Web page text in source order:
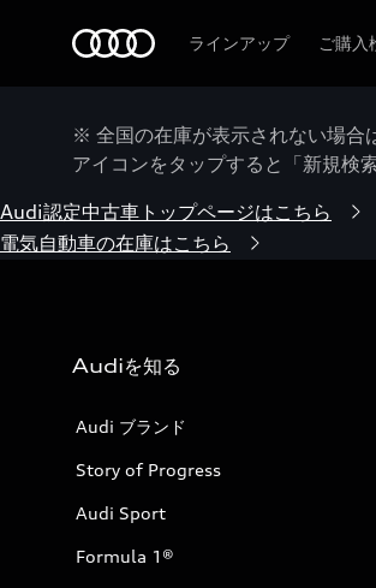
ラインアップ ご購入
※ 全国の在庫が表示されない場合
アイコンをタップすると「新規検
Audi認定中古車トップページはこちら
電気自動車の在庫はこちら
Audiを知る
Audi ブランド
Story of Progress
Audi Sport
Formula 1®